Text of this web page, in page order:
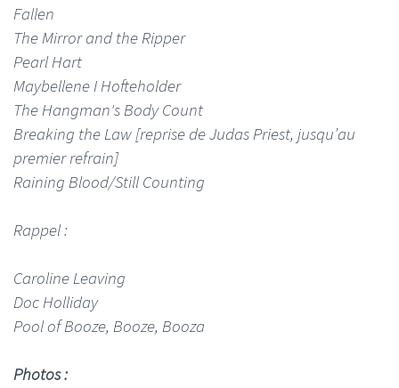
Fallen
The Mirror and the Ripper
Pearl Hart
Maybellene I Hofteholder
The Hangman's Body Count
Breaking the Law [reprise de Judas Priest, jusqu’au
premier refrain]
Raining Blood/Still Counting
Rappel :
Caroline Leaving
Doc Holliday
Pool of Booze, Booze, Booza
Photos :